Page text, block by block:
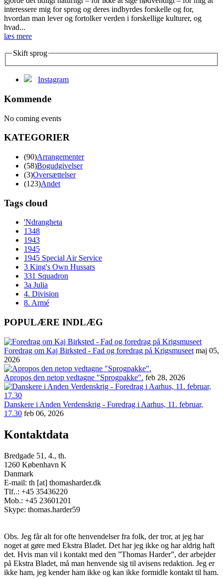
interessere mig for sprog og deres indbyrdes forskelle og for,
hvordan man lever og fortolker verden i forskellige kulturer, og
hvad...
læs mere
Skift sprog
Instagram
Kommende
No coming events
KATEGORIER
(90)Arrangementer
(58)Bogudgivelser
(3)Oversættelser
(123)Andet
Tags cloud
'Ndrangheta
1348
1943
1945
1945 Special Air Service
3 King's Own Hussars
331 Squadron
3a Julia
4. Division
8. Armé
POPULÆRE INDLÆG
Foredrag om Kaj Birksted - Fad og foredrag på Krigsmuseet maj 05,
2026
Apropos den netop vedtagne "Sprogpakke". feb 28, 2026
Danskere i Anden Verdenskrig - Foredrag i Aarhus, 11. februar,
17.30 feb 06, 2026
Kontaktdata
Bredgade 51, 4., th.
1260 København K
Danmark
E-mail: th [at] thomasharder.dk
Tlf..: +45 35436220
Mob.: +45 23601201
Skype: thomas.harder59
Obs. Jeg får alt for ofte henvendelser fra folk, der tror, at jeg har
noget at gøre med Ekstra Bladet. Det har jeg ikke og har aldrig haft
det. Hvis man vil i kontakt med den ”Thomas Harder”, der arbejder
på Ekstra Bladet, må man henvende sig til avisens redaktion. Jeg er
ikke ham, jeg kender ham ikke og kan ikke formidle kontakt til ham.